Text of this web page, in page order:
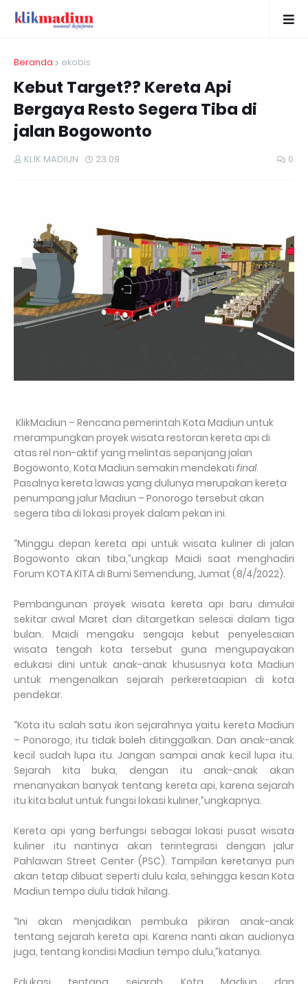
Beranda ekobis
Kebut Target?? Kereta Api
Bergaya Resto Segera Tiba di
jalan Bogowonto
KLIK MADIUN 23.09 0
KlikMadiun – Rencana pemerintah Kota Madiun untuk
merampungkan proyek wisata restoran kereta api di
atas rel non-aktif yang melintas sepanjang jalan
Bogowonto, Kota Madiun semakin mendekati final.
Pasalnya kereta lawas yang dulunya merupakan kereta
penumpang jalur Madiun – Ponorogo tersebut akan
segera tiba di lokasi proyek dalam pekan ini.
“Minggu depan kereta api untuk wisata kuliner di jalan
Bogowonto akan tiba,”ungkap Maidi saat menghadiri
Forum KOTA KITA di Bumi Semendung, Jumat (8/4/2022).
Pembangunan proyek wisata kereta api baru dimulai
sekitar awal Maret dan ditargetkan selesai dalam tiga
bulan. Maidi mengaku sengaja kebut penyelesaian
wisata tengah kota tersebut guna mengupayakan
edukasi dini untuk anak-anak khususnya kota Madiun
untuk mengenalkan sejarah perkeretaapian di kota
pendekar.
“Kota itu salah satu ikon sejarahnya yaitu kereta Madiun
– Ponorogo, itu tidak boleh ditinggalkan. Dan anak-anak
kecil sudah lupa itu. Jangan sampai anak kecil lupa itu.
Sejarah kita buka, dengan itu anak-anak akan
menanyakan banyak tentang kereta api, karena sejarah
itu kita balut untuk fungsi lokasi kuliner,”ungkapnya.
Kereta api yang berfungsi sebagai lokasi pusat wisata
kuliner itu nantinya akan terintegrasi dengan jalur
Pahlawan Street Center (PSC). Tampilan keretanya pun
akan tetap dibuat seperti dulu kala, sehingga kesan Kota
Madiun tempo dulu tidak hilang.
“Ini akan menjadikan pembuka pikiran anak-anak
tentang sejarah kereta api. Karena nanti akan audionya
juga, tentang kondisi Madiun tempo dulu,”katanya.